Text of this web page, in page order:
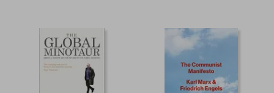
45%
dcto.
45%
dcto.